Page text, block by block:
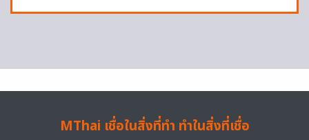
MThai เชื่อในสิ่งที่ทำ ทำในสิ่งที่เชื่อ